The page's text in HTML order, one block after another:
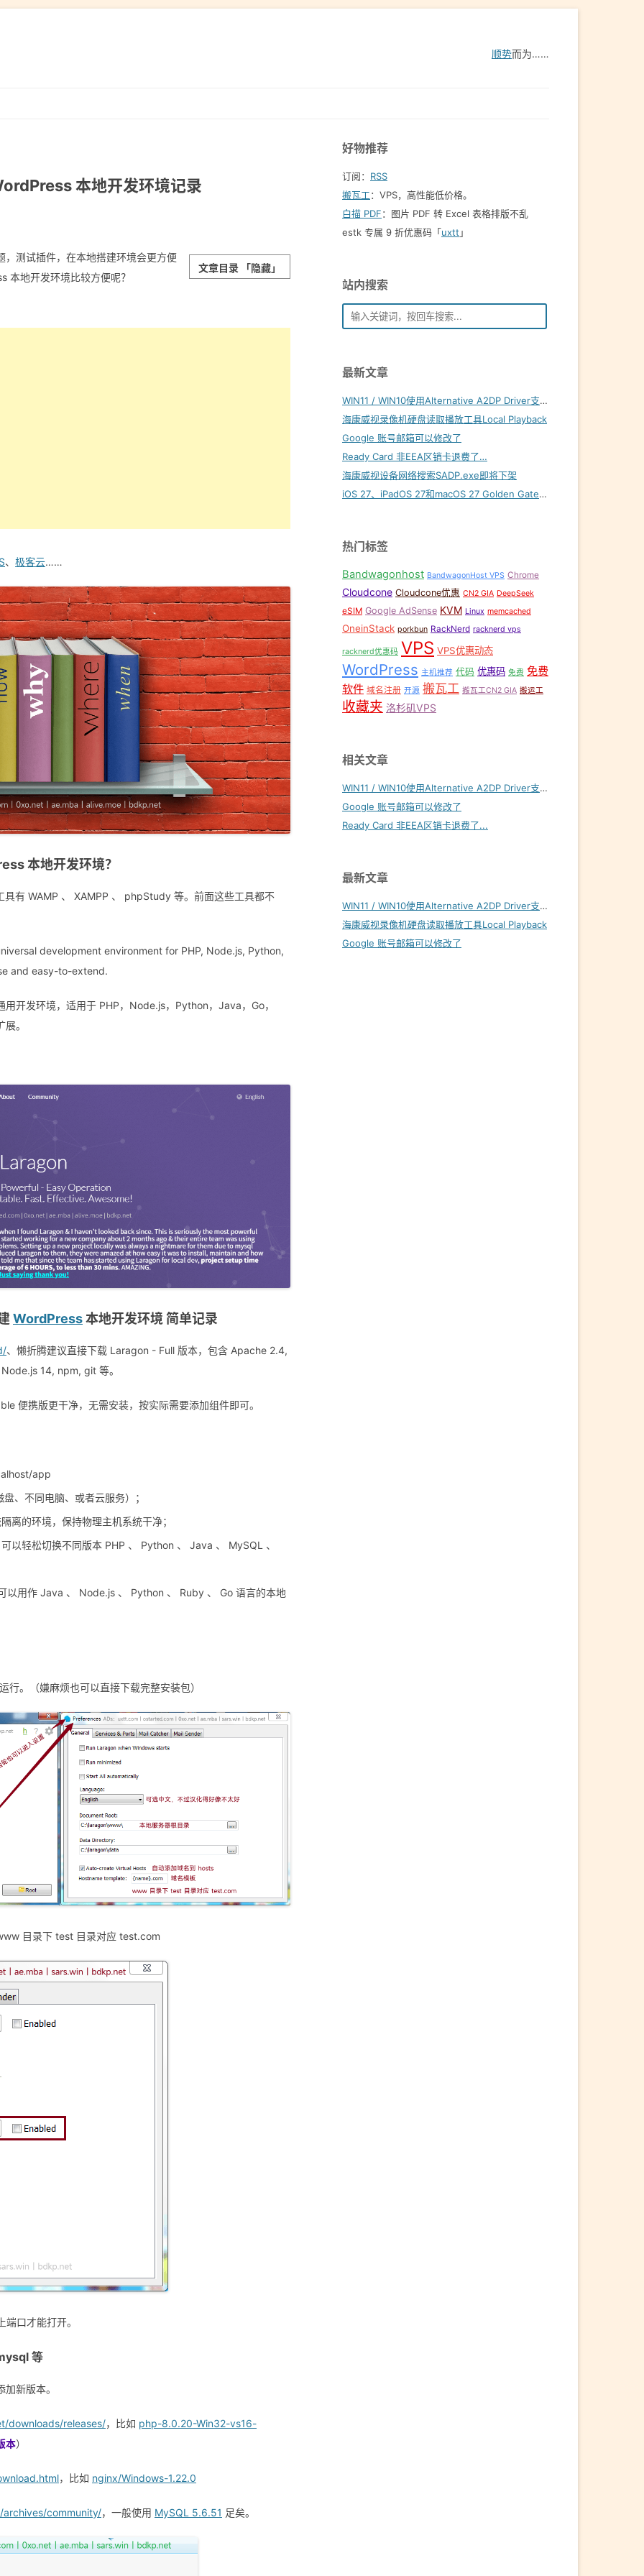
顺势而为……
本地开发环境记录
文章目录 「隐藏」
，测试插件，在本地搭建环境会更方便
本地开发环境比较方便呢？
、 极客云……
本地开发环境？
有 WAMP 、 XAMPP 、 phpStudy 等。前面这些工具都不
development environment for PHP, Node.js, Python,
and easy-to-extend.
开发环境，适用于 PHP，Node.js，Python，Java，Go，
。
WordPress本地开发环境 简单记录
、懒折腾建议直接下载 Laragon - Full 版本，包含 Apache 2.4,
14, npm, git 等。
便携版更干净，无需安装，按实际需要添加组件即可。
app
、不同电脑、或者云服务）；
离的环境，保持物理主机系统干净；
以轻松切换不同版本 PHP 、 Python 、 Java 、 MySQL 、
以用作 Java 、 Node.js 、 Python 、 Ruby 、 Go 语言的本地
。（嫌麻烦也可以直接下载完整安装包）
目录下 test 目录对应 test.com
口才能打开。
等
新版本。
downloads/releases/，比如 php-8.0.20-Win32-vs16-
本）
，比如 nginx/Windows-1.22.0
community/，一般使用 MySQL 5.6.51 足矣。
好物推荐
订阅： RSS
搬瓦工：VPS，高性能低价格。️
白描 PDF：图片 PDF 转 Excel 表格排版不乱
estk 专属 9 折优惠码「uxtt 」
站内搜索
最新文章
WIN11 / WIN10使用Alternative A2DP Driver支持LDAC
海康威视录像机硬盘读取播放工具Local Playback
Google 账号邮箱可以修改了
Ready Card 非EEA区销卡退费了…
海康威视设备网络搜索SADP.exe即将下架
iOS 27、iPadOS 27和macOS 27 Golden Gate内置壁纸下载
热门标签
Bandwagonhost BandwagonHost VPS Chrome
Cloudcone Cloudcone优惠 CN2 GIA DeepSeek
eSIM Google AdSense KVM Linux memcached
OneinStack porkbun RackNerd racknerd vps
racknerd优惠码 VPS VPS优惠动态
WordPress 主机推荐 代码 优惠码 免费 免费
软件 域名注册 开源 搬瓦工 搬瓦工CN2 GIA 搬运工
收藏夹 洛杉矶VPS
相关文章
WIN11 / WIN10使用Alternative A2DP Driver支持LDAC
Google 账号邮箱可以修改了
Ready Card 非EEA区销卡退费了...
最新文章
WIN11 / WIN10使用Alternative A2DP Driver支持LDAC
海康威视录像机硬盘读取播放工具Local Playback
Google 账号邮箱可以修改了